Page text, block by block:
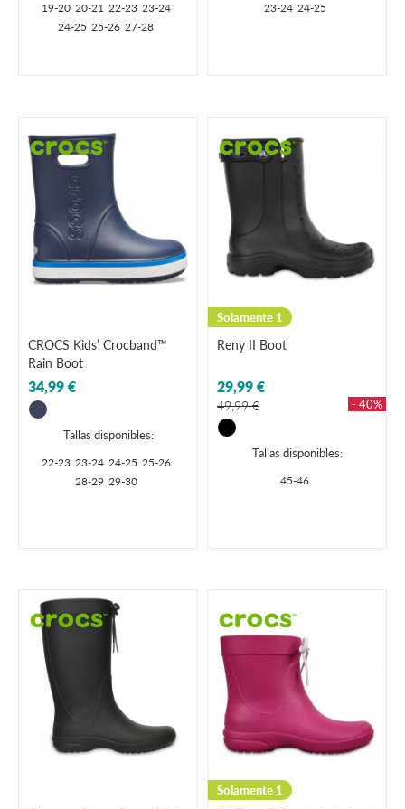
19-20 20-21 22-23 23-24
24-25 25-26 27-28
23-24 24-25
CROCS Kids’ Crocband™
Rain Boot
34,99 €
Tallas disponibles:
22-23 23-24 24-25 25-26
28-29 29-30
Solamente 1
Reny II Boot
29,99 €
49,99 € - 40%
Tallas disponibles:
45-46
Solamente 1